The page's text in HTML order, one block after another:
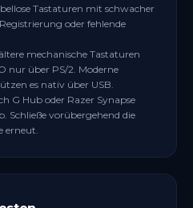
Tastaturen mit schwacher
oder fehlende
mechanische Tastaturen
nur über PS/2. Moderne
es nativ über USB.
G Hub oder Razer Synapse
Schließe vorübergehend die
erneut.